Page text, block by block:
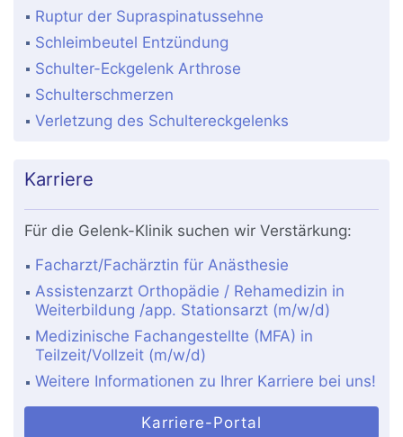
Ruptur der Supraspinatussehne
Schleimbeutel Entzündung
Schulter-Eckgelenk Arthrose
Schulterschmerzen
Verletzung des Schultereckgelenks
Karriere
Für die Gelenk-Klinik suchen wir Verstärkung:
Facharzt/Fachärztin für Anästhesie
Assistenzarzt Orthopädie / Rehamedizin in
Weiterbildung /app. Stationsarzt (m/w/d)
Medizinische Fachangestellte (MFA) in
Teilzeit/Vollzeit (m/w/d)
Weitere Informationen zu Ihrer Karriere bei uns!
Karriere-Portal